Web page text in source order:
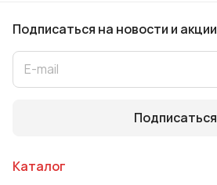
Подписаться на новости и акции
Подписаться
Каталог